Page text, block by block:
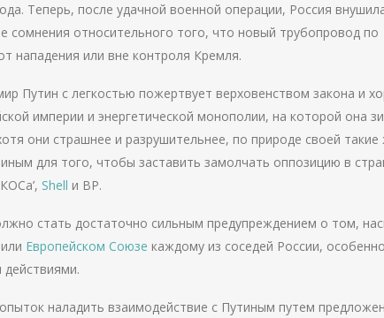
Теперь, после удачной военной операции, Россия
сомнения относительного того, что новый трубопровод по
нападения или вне контроля Кремля.
Путин с легкостью пожертвует верховенством закона и
империи и энергетической монополии, на которой она
они страшнее и разрушительнее, по природе своей такие
для того, чтобы заставить замолчать оппозицию в
Shell и ВР.
стать достаточно сильным предупреждением о том,
Европейском Союзе каждому из соседей России,
наладить взаимодействие с Путиным путем